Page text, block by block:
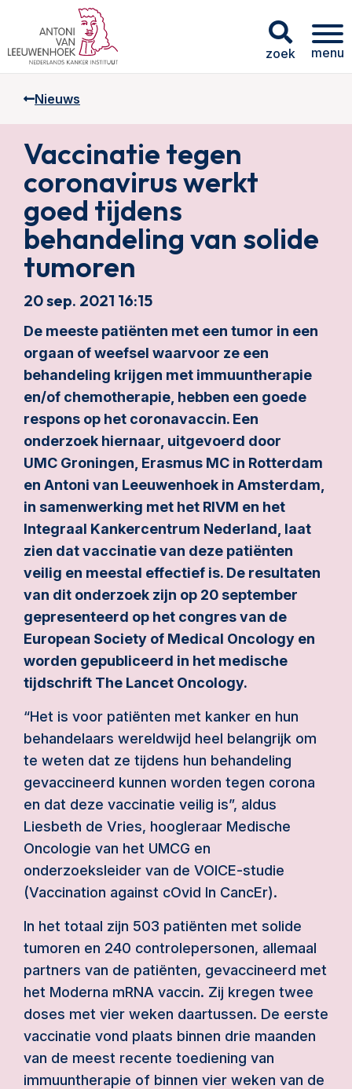
zoek menu
Nieuws
Vaccinatie tegen
coronavirus werkt
goed tijdens
behandeling van solide
tumoren
20 sep. 2021 16:15
De meeste patiënten met een tumor in een
orgaan of weefsel waarvoor ze een
behandeling krijgen met immuuntherapie
en/of chemotherapie, hebben een goede
respons op het coronavaccin. Een
onderzoek hiernaar, uitgevoerd door
UMC Groningen, Erasmus MC in Rotterdam
en Antoni van Leeuwenhoek in Amsterdam,
in samenwerking met het RIVM en het
Integraal Kankercentrum Nederland, laat
zien dat vaccinatie van deze patiënten
veilig en meestal effectief is. De resultaten
van dit onderzoek zijn op 20 september
gepresenteerd op het congres van de
European Society of Medical Oncology en
worden gepubliceerd in het medische
tijdschrift The Lancet Oncology.
“Het is voor patiënten met kanker en hun
behandelaars wereldwijd heel belangrijk om
te weten dat ze tijdens hun behandeling
gevaccineerd kunnen worden tegen corona
en dat deze vaccinatie veilig is”, aldus
Liesbeth de Vries, hoogleraar Medische
Oncologie van het UMCG en
onderzoeksleider van de VOICE-studie
(Vaccination against cOvid In CancEr).
In het totaal zijn 503 patiënten met solide
tumoren en 240 controlepersonen, allemaal
partners van de patiënten, gevaccineerd met
het Moderna mRNA vaccin. Zij kregen twee
doses met vier weken daartussen. De eerste
vaccinatie vond plaats binnen drie maanden
van de meest recente toediening van
immuuntherapie of binnen vier weken van de